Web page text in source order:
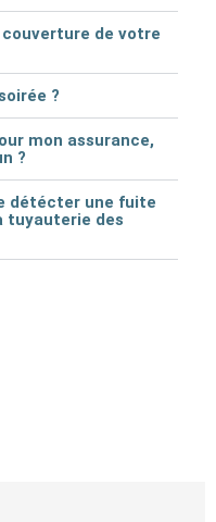
de votre
?
mon assurance,
?
détécter une fuite
tuyauterie des